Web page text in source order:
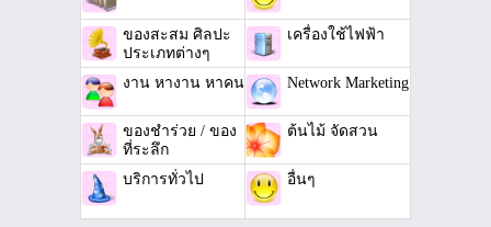
ของสะสม ศิลปะ
ประเภทต่างๆ
เครื่องใช้ไฟฟ้า
งาน หางาน หาคน Network Marketing
ของชำร่วย / ของ
ที่ระลึก
ต้นไม้ จัดสวน
บริการทั่วไป อื่นๆ